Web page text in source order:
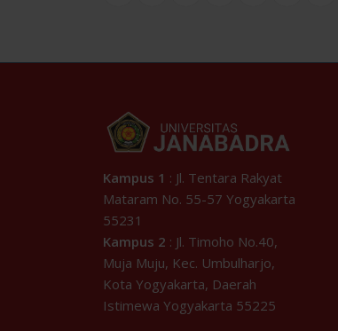
Kampus 1 : Jl. Tentara Rakyat
Mataram No. 55-57 Yogyakarta
55231
Kampus 2 : Jl. Timoho No.40,
Muja Muju, Kec. Umbulharjo,
Kota Yogyakarta, Daerah
Istimewa Yogyakarta 55225